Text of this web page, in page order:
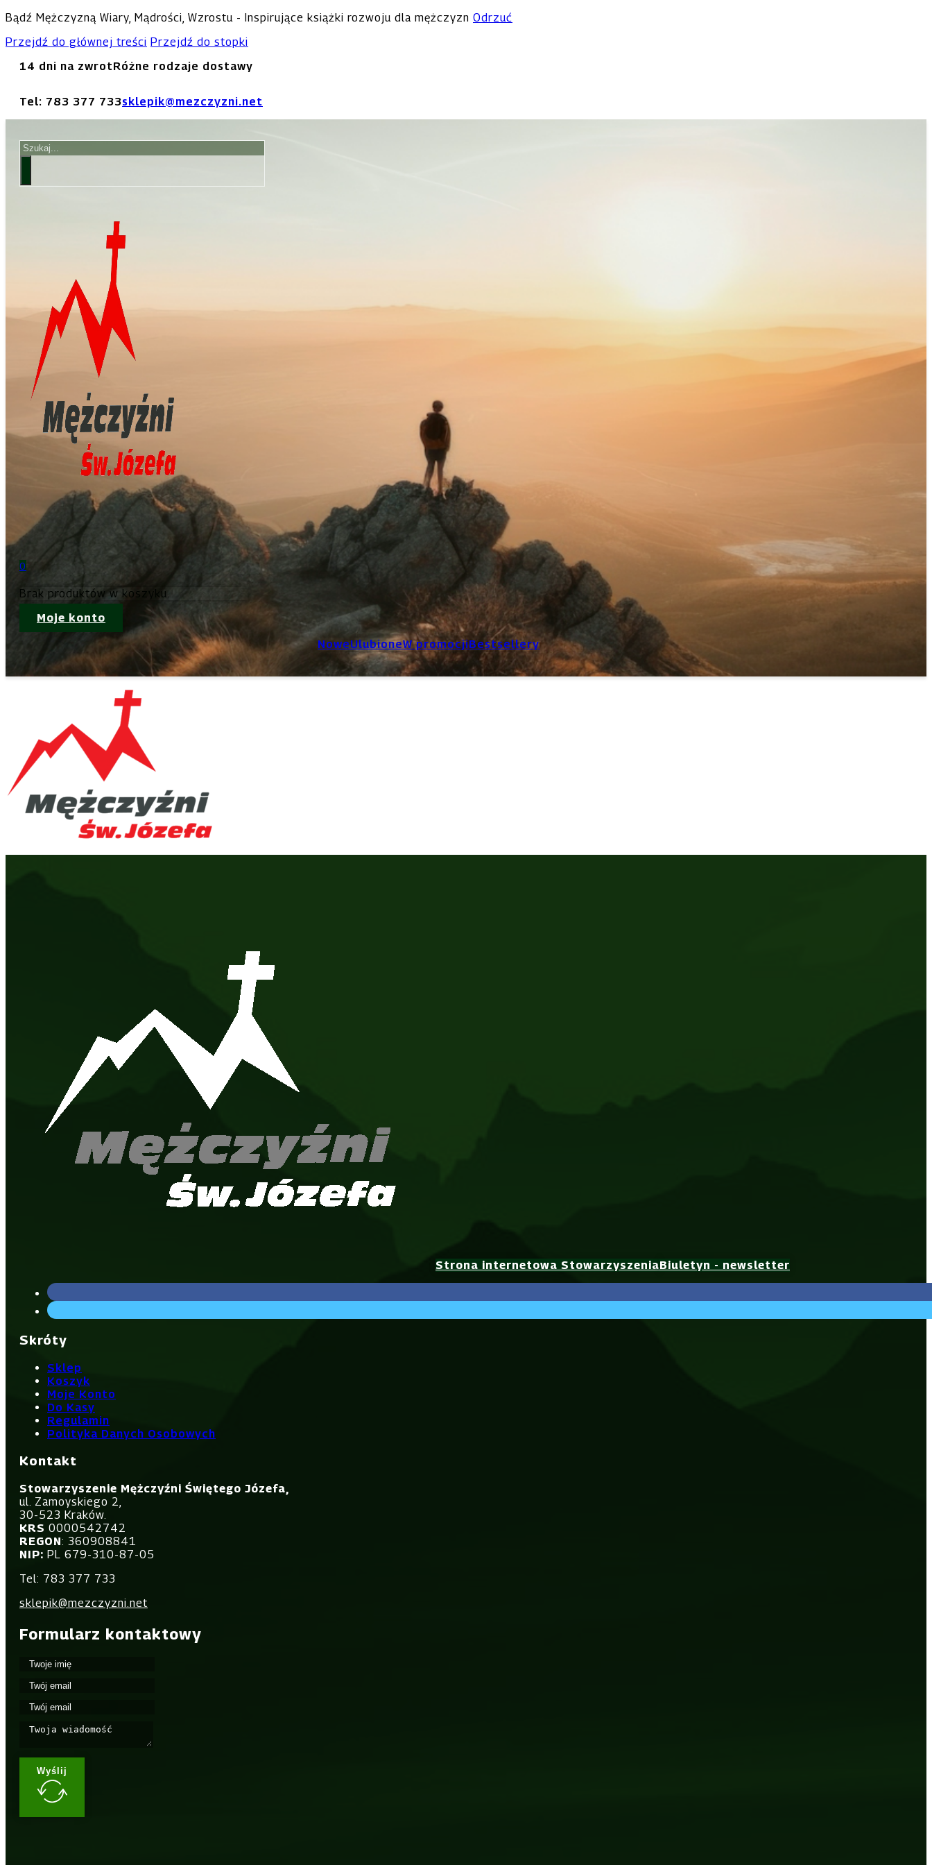
Bądź Mężczyzną Wiary, Mądrości, Wzrostu - Inspirujące książki rozwoju dla mężczyzn Odrzuć
Przejdź do głównej treści Przejdź do stopki
14 dni na zwrotRóżne rodzaje dostawy
Tel: 783 377 733sklepik@mezczyzni.net
Szukaj
0
Brak produktów w koszyku.
Moje konto
NoweUlubioneW promocjiBestsellery
Strona internetowa StowarzyszeniaBiuletyn - newsletter
Skróty
Sklep
Koszyk
Moje Konto
Do Kasy
Regulamin
Polityka Danych Osobowych
Kontakt
Stowarzyszenie Mężczyźni Świętego Józefa,
ul. Zamoyskiego 2,
30-523 Kraków.
KRS 0000542742
REGON: 360908841
NIP: PL 679-310-87-05
Tel: 783 377 733
sklepik@mezczyzni.net
Formularz kontaktowy
Wyślij